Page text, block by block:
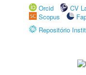
Orcid
CV
Scopus
Repositório